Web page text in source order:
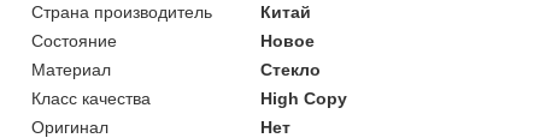
Страна производитель
Китай
Состояние
Новое
Материал
Стекло
Класс качества
High Copy
Оригинал
Нет